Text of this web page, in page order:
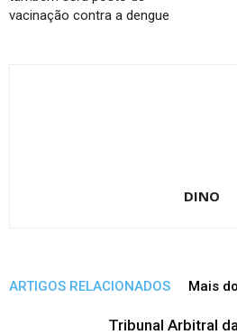
vacinação contra a dengue
DINO
ARTIGOS RELACIONADOS Mais
Tribunal Arbitral